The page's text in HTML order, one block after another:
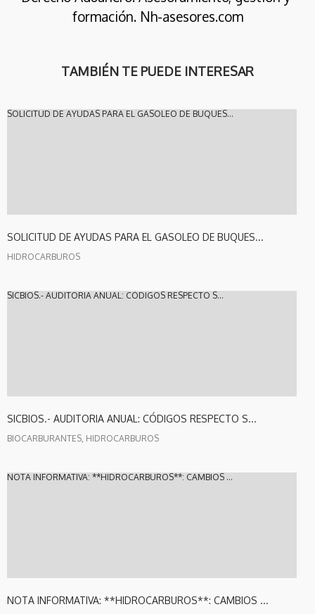
formación. Nh-asesores.com
TAMBIÉN TE PUEDE INTERESAR
SOLICITUD DE AYUDAS PARA EL GASOLEO DE BUQUES...
SOLICITUD DE AYUDAS PARA EL GASOLEO DE BUQUES...
HIDROCARBUROS
SICBIOS.- AUDITORIA ANUAL: CÓDIGOS RESPECTO S...
SICBIOS.- AUDITORIA ANUAL: CÓDIGOS RESPECTO S...
BIOCARBURANTES, HIDROCARBUROS
NOTA INFORMATIVA: **HIDROCARBUROS**: CAMBIOS ...
NOTA INFORMATIVA: **HIDROCARBUROS**: CAMBIOS ...